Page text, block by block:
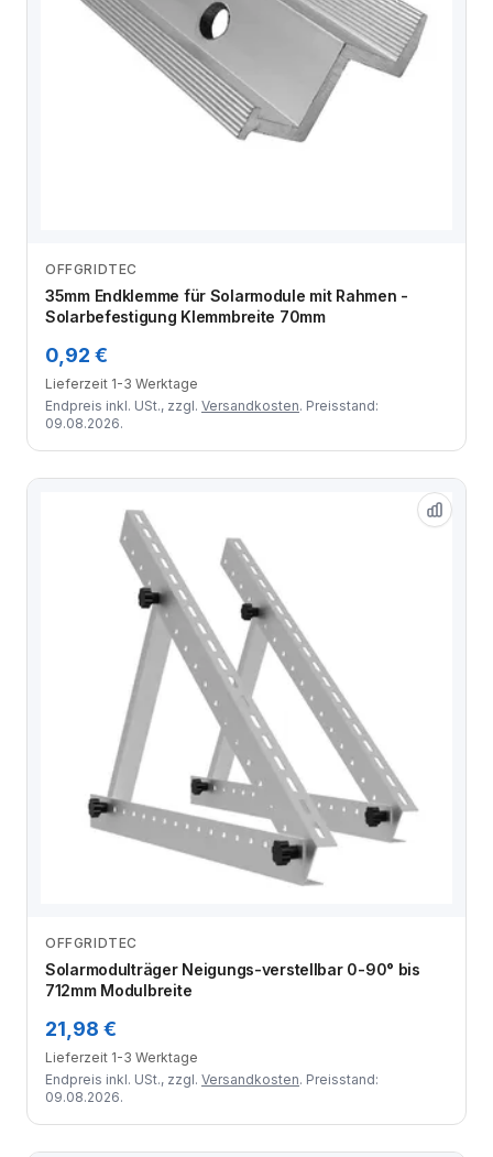
OFFGRIDTEC
35mm Endklemme für Solarmodule mit Rahmen -
Solarbefestigung Klemmbreite 70mm
0,92 €
Lieferzeit 1-3 Werktage
Endpreis inkl. USt., zzgl. Versandkosten. Preisstand:
09.08.2026.
OFFGRIDTEC
Solarmodulträger Neigungs-verstellbar 0-90° bis
712mm Modulbreite
21,98 €
Lieferzeit 1-3 Werktage
Endpreis inkl. USt., zzgl. Versandkosten. Preisstand:
09.08.2026.